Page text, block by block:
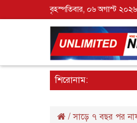
বৃহস্পতিবার, ০৬ অগাস্ট
শিরোনাম:
/সাড়ে ৭ বছর পর